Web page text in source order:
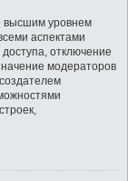
высшим уровнем
аспектами
отключение
модераторов